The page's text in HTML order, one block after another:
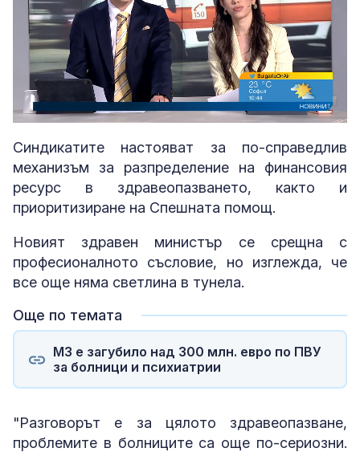
Unmute Loaded:
Синдикатите настояват за по-справедлив
механизъм за разпределение на финансовия
ресурс в здравеопазването, както и
приоритизиране на Спешната помощ.
Новият здравен министър се срещна с
професионалното съсловие, но изглежда, че
все още няма светлина в тунела.
Още по темата
МЗ е загубило над 300 млн. евро по ПВУ
за болници и психиатрии
"Разговорът е за цялото здравеопазване,
проблемите в болниците са още по-сериозни.